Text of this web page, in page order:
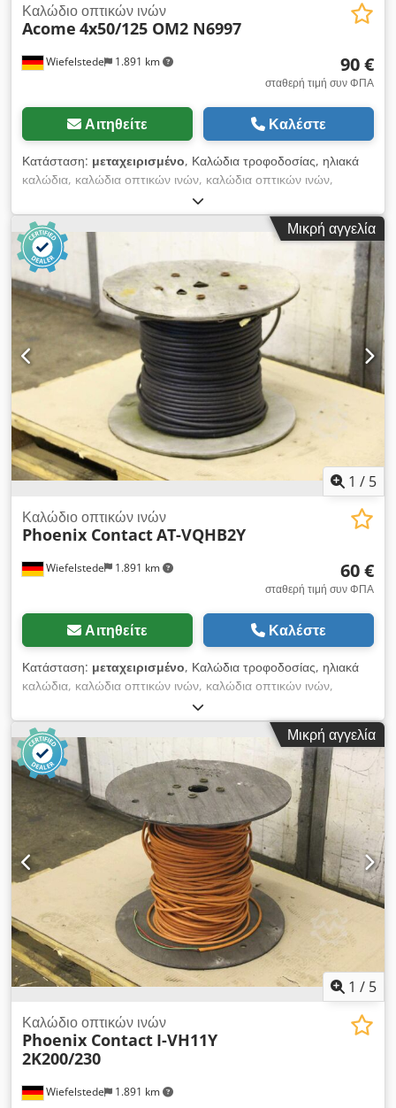
Wiefelstede 1.891 km
Καλώδιο οπτικών ινών
Acome 4x50/125 OM2 N6997
90 €
σταθερή τιμή συν ΦΠΑ
Αιτηθείτε Καλέστε
Κατάσταση: μεταχειρισμένο, Καλώδια τροφοδοσίας, ηλιακά
καλώδια, καλώδια οπτικών ινών, καλώδια οπτικών ινών,
καλώδια δεδομένων, καλώδια LAN, καλώδια οπτικών ινών
-Κατασκευαστής: ACOME Contact, καλώδιο γενικής χρήσης
οπτικών ινών-Τύπος: 4x50 / 125 OM2 N6997-Περιοχή
εφαρμογής: εσωτερικός και εξωτερικός -Μήκος : 153 m - Τιμή:
πλήρης - Διαστάσεις ρολού: Ø 710 x 410 mm - Βάρος: 16 kg
Dkjdpjf Tp H Eofx Aptsr
Μικρή αγγελία
1 / 5
Wiefelstede 1.891 km
Καλώδιο οπτικών ινών
Phoenix ContactAT-VQHB2Y
60 €
σταθερή τιμή συν ΦΠΑ
Αιτηθείτε Καλέστε
Κατάσταση: μεταχειρισμένο, Καλώδια τροφοδοσίας, ηλιακά
καλώδια, καλώδια οπτικών ινών, καλώδια οπτικών ινών,
καλώδια δεδομένων, καλώδια LAN, καλώδια οπτικών ινών
-Κατασκευαστής: Phoenix Contact, καλώδιο οπτικών ινών-
Τύπος: AT-VQHB2Y-Περιοχή εφαρμογής: εξωτερική χρήση
-Μήκος: 72 m - Τιμή: πλήρης - Διαστάσεις ρολού: Ø 500 x 370
mm - Βάρος: 14 kg Dsdpfjf Tp H Nsx Aptskr
Μικρή αγγελία
1 / 5
Wiefelstede 1.891 km
Καλώδιο οπτικών ινών
Phoenix Contact I-VH11Y
2K200/230